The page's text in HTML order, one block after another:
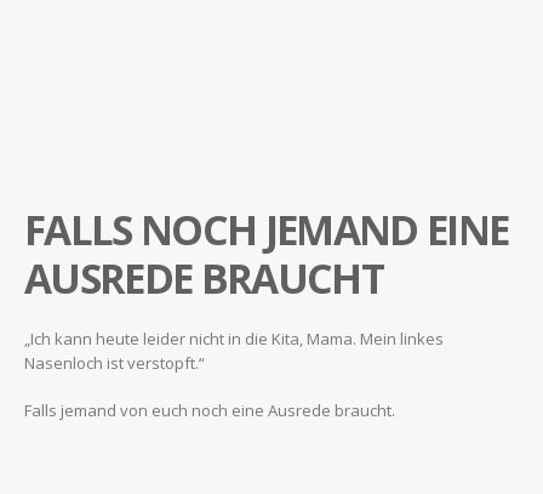
FALLS NOCH JEMAND EINE
AUSREDE BRAUCHT
„Ich kann heute leider nicht in die Kita, Mama. Mein linkes
Nasenloch ist verstopft.“
Falls jemand von euch noch eine Ausrede braucht.